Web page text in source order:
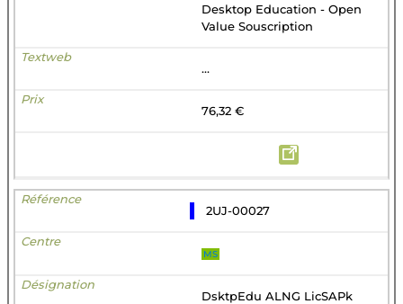
Desktop Education - Open
Value Souscription
...
76,32 €
2UJ-00027
MS
DsktpEdu ALNG LicSAPk